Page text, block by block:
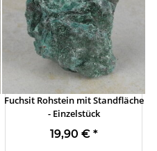
Fuchsit Rohstein mit Standfläche
- Einzelstück
19,90 € *